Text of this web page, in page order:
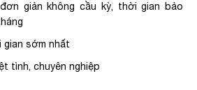
giản không cầu kỳ, thời gian bảo
gian sớm nhất
tình, chuyên nghiệp